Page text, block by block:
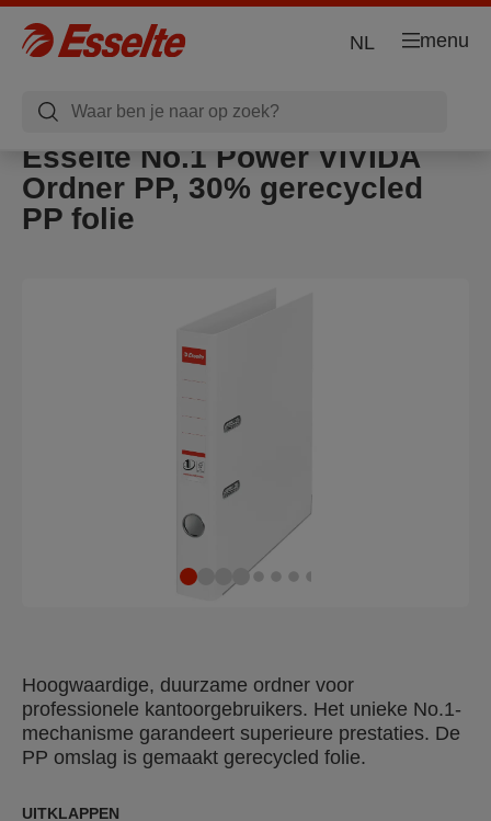
menu
NL
Esselte No.1 Power VIVIDA
Ordner PP, 30% gerecycled
PP folie
Hoogwaardige, duurzame ordner voor
professionele kantoorgebruikers. Het unieke No.1-
mechanisme garandeert superieure prestaties. De
PP omslag is gemaakt gerecycled folie.
UITKLAPPEN